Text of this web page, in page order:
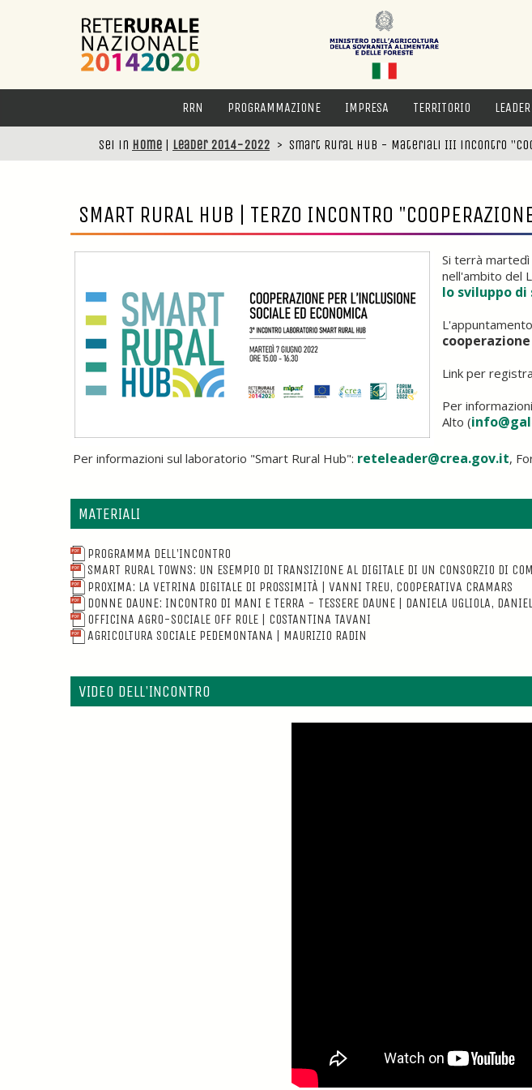
RRN PROGRAMMAZIONE IMPRESA TERRITORIO LEADER
Sei in Home | Leader 2014-2022 > Smart Rural Hub - Materiali III incontro
SMART RURAL HUB | TERZO INCONTRO
Si terrà
nell'ambito del
lo sviluppo
Link per
Per
Alto (
Per informazioni sul laboratorio "Smart Rural Hub": reteleader@crea.gov.it,
MATERIALI
PROGRAMMA DELL'INCONTRO
SMART RURAL TOWNS: UN ESEMPIO DI TRANSIZIONE AL DIGITALE DI UN CONSORZIO DI
PROXIMA: LA VETRINA DIGITALE DI PROSSIMITÀ | VANNI TREU, COOPERATIVA CRAMARS
DONNE DAUNE: INCONTRO DI MANI E TERRA - TESSERE DAUNE | DANIELA UGLIOLA,
OFFICINA AGRO-SOCIALE OFF ROLE | COSTANTINA TAVANI
AGRICOLTURA SOCIALE PEDEMONTANA | MAURIZIO RADIN
VIDEO DELL'INCONTRO